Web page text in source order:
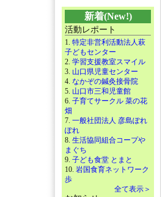
新着(New!)
活動レポート
1. 特定非営利活動法人萩
子どもセンター
2. 学習支援教室スマイル
3. 山口県児童センター
4. なかぞの鍼灸接骨院
5. 山口市三和児童館
6. 子育てサークル 菜の花
畑
7. 一般社団法人 彦島ぽれ
ぽれ
8. 生活協同組合コープや
まぐち
9. 子ども食堂 とまと
10. 岩国食育ネットワーク
歩
全て表示＞